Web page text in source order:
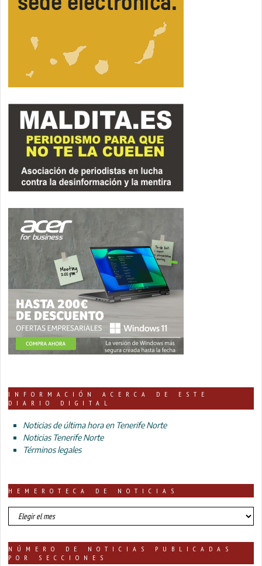
INFORMACIÓN ACERCA DE ESTE
DIARIO DIGITAL
Noticias de última hora en Tenerife Norte
Noticias Tenerife Norte
Términos legales
HEMEROTECA DE NOTICIAS
HEMEROTECA
DE
NÚMERO DE NOTICIAS PUBLICADAS
POR SECCIONES